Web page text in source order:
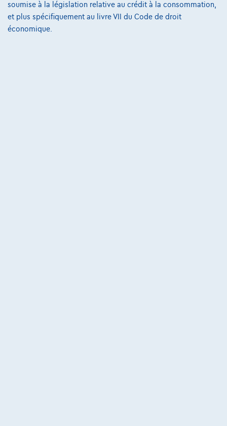
€20.999 1
soumise à la législation relative au crédit à la consommation,
et plus spécifiquement au livre VII du Code de droit
économique.